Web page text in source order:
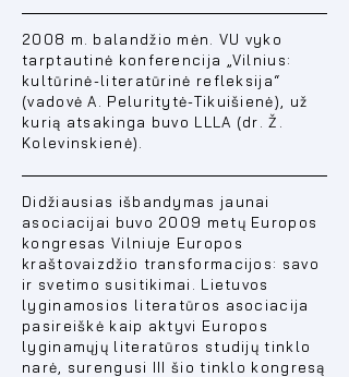
2008 m. balandžio mėn. VU vyko
tarptautinė konferencija „Vilnius:
kultūrinė-literatūrinė refleksija“
(vadovė A. Peluritytė-Tikuišienė), už
kurią atsakinga buvo LLLA (dr. Ž.
Kolevinskienė).
Didžiausias išbandymas jaunai
asociacijai buvo 2009 metų Europos
kongresas Vilniuje Europos
kraštovaizdžio transformacijos: savo
ir svetimo susitikimai. Lietuvos
lyginamosios literatūros asociacija
pasireiškė kaip aktyvi Europos
lyginamųjų literatūros studijų tinklo
narė, surengusi III šio tinklo kongresą